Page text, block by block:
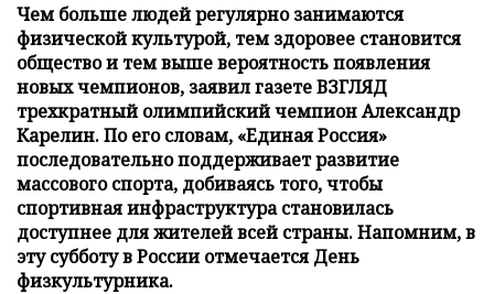
Чем больше людей регулярно занимаются
физической культурой, тем здоровее становится
общество и тем выше вероятность появления
новых чемпионов, заявил газете ВЗГЛЯД
трехкратный олимпийский чемпион Александр
Карелин. По его словам, «Единая Россия»
последовательно поддерживает развитие
массового спорта, добиваясь того, чтобы
спортивная инфраструктура становилась
доступнее для жителей всей страны. Напомним, в
эту субботу в России отмечается День
физкультурника.